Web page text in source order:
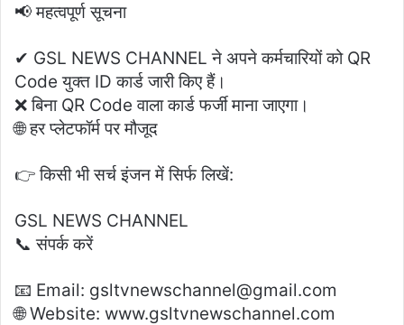
📢 महत्वपूर्ण सूचना
✔ GSL NEWS CHANNEL ने अपने कर्मचारियों को QR
Code युक्त ID कार्ड जारी किए हैं।
❌ बिना QR Code वाला कार्ड फर्जी माना जाएगा।
🌐 हर प्लेटफॉर्म पर मौजूद
👉 किसी भी सर्च इंजन में सिर्फ लिखें:
GSL NEWS CHANNEL
📞 संपर्क करें
📧 Email: gsltvnewschannel@gmail.com
🌐 Website: www.gsltvnewschannel.com